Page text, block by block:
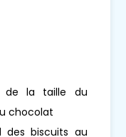
de la taille du
chocolat
des biscuits au